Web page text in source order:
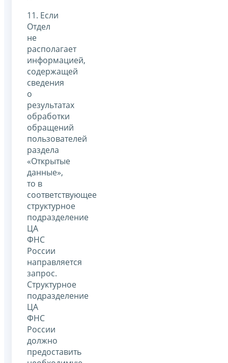
11. Если
Отдел
не
располагает
информацией,
содержащей
сведения
о
результатах
обработки
обращений
пользователей
раздела
«Открытые
данные»,
то в
соответствующее
структурное
подразделение
ЦА
ФНС
России
направляется
запрос.
Структурное
подразделение
ЦА
ФНС
России
должно
предоставить